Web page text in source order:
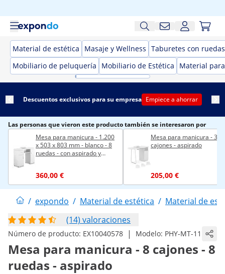
Material de estética Masaje y Wellness Taburetes con
Mobiliario de peluquería
Mobiliario de Estética Material
Descuentos exclusivos para su empresa Empiece a ahorrar
Las personas que vieron este producto también se interesaron por
Mesa para manicura - 1.200
x 503 x 803 mm - blanco - 8
ruedas - con aspirado y
360,00 €
Mesa para manicura - 3
cajones - aspirado
205,00 €
/ expondo / Material de estética / Material de
(14) valoraciones
Número de producto: EX10040578 | Modelo: PHY-MT-11
Mesa para manicura - 8 cajones - 8
ruedas - aspirado